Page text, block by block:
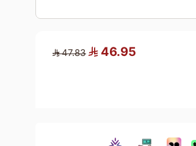
46.95
47.83